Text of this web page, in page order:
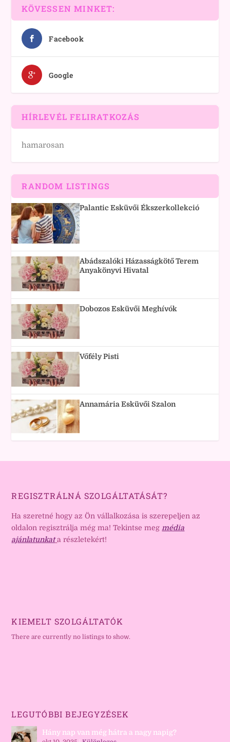
KÖVESSEN MINKET:
Facebook
Google
HÍRLEVÉL FELIRATKOZÁS
hamarosan
RANDOM LISTINGS
Palantic Esküvői Ékszerkollekció
Abádszalóki Házasságkötő Terem
Anyakönyvi Hivatal
Dobozos Esküvői Meghívók
Vőfély Pisti
Annamária Esküvői Szalon
REGISZTRÁLNÁ SZOLGÁLTATÁSÁT?
Ha szeretné hogy az Ön vállalkozása is szerepeljen az
oldalon regisztrálja még ma! Tekintse megmédia
ajánlatunkat a részletekért!
KIEMELT SZOLGÁLTATÓK
There are currently no listings to show.
LEGUTÓBBI BEJEGYZÉSEK
Hány nap van még hátra a nagy napig?